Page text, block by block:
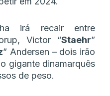
irá recair entre
Victor “⁠Staehr⁠”
” Andersen – dois irão
gigante dinamarquês
de peso.